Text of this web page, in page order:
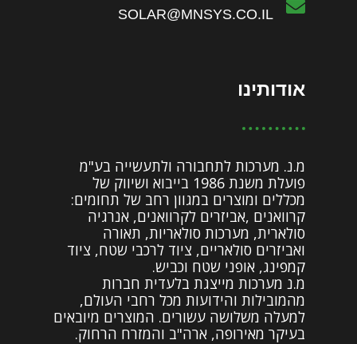
SOLAR@MNSYS.CO.IL
אודותינו
מ.נ. מערכות לתחבורה ולתעשייה בע"מ
פועלת משנת 1986 בייבוא ושיווק של
מכללים ומוצרים במגוון רחב של תחומים:
קרוואנים ,אביזרים לקרוואנים, אנרגיה
סולארית, מערכות סולאריות, תאורה
ואביזרים סולאריים, ציוד לרכבי שטח, ציוד
קמפינג, אופני שטח וכביש.
מ.נ מערכות מייצגת בלעדית חברות
מהמובילות והידועות מכל רחבי העולם,
למעלה משלושה עשורים. המוצרים מיובאים
בעיקר מאירופה, ארה"ב והמזרח הרחוק.